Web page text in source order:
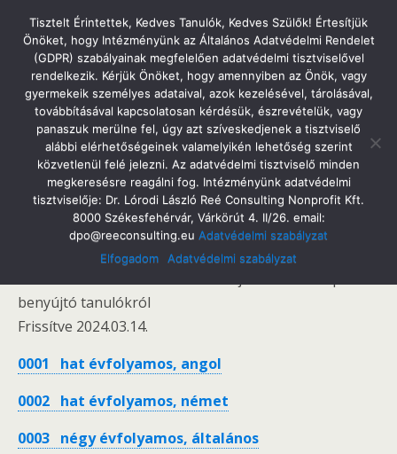
Tatabányai Árpád Gimnázium
2024. Március 14. Csütörtök
Ideiglenes Felvételi Jegyzék
Megosztás Tweet Pin Email SMS
Ideiglenes felvételi jegyzék
benyújtó tanulókról
Frissítve 2024.03.14.
0001 hat évfolyamos, angol
0002 hat évfolyamos, német
0003 négy évfolyamos, általános
Tisztelt Érintettek, Kedves Tanulók, Kedves Szülők! Értesítjük
Önöket, hogy Intézményünk az Általános Adatvédelmi Rendelet
(GDPR) szabályainak megfelelően adatvédelmi tisztviselővel
rendelkezik. Kérjük Önöket, hogy amennyiben az Önök, vagy
gyermekeik személyes adataival, azok kezelésével, tárolásával,
továbbításával kapcsolatosan kérdésük, észrevételük, vagy
panaszuk merülne fel, úgy azt szíveskedjenek a tisztviselő
alábbi elérhetőségeinek valamelyikén lehetőség szerint
közvetlenül felé jelezni. Az adatvédelmi tisztviselő minden
megkeresésre reagálni fog. Intézményünk adatvédelmi
tisztviselője: Dr. Lórodi László Reé Consulting Nonprofit Kft.
8000 Székesfehérvár, Várkörút 4. II/26. email:
dpo@reeconsulting.eu Adatvédelmi szabályzat
Elfogadom
Adatvédelmi szabályzat